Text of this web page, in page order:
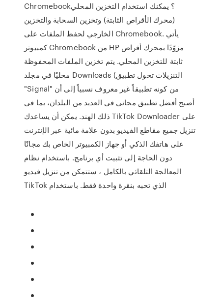
Chromebook؟ يمكنك استخدام التخزين المحلي
(محرك الأقراص الثابتة) وتخزين السحابة والتخزين
الخارجي لحفظ الملفات على Chromebook. يأتي
كمبيوتر Chromebook من HP مزوّدًا بمحرك أقراص
ثابتة للتخزين المحلي. يتم تخزين الملفات المحفوظة
محليًا في مجلد Downloads (التنزيلات تحول تطبيق
"Signal" من كونه تطبيقاً غير معروف نسبياً إلى أن
أصبح أفضل تطبيق مجاني في العديد من البلدان، بما في
ذلك الهند. يمكن أن يساعدك TikTok Downloader على
تنزيل جميع مقاطع الفيديو بدون علامة مائية عبر الإنترنت
على هاتفك الذكي أو جهاز الكمبيوتر الخاص بك مجانًا
دون الحاجة إلى تثبيت أي برنامج. باستخدام نظام
المعالجة التلقائي بالكامل ، ستتمكن من تنزيل فيديو
TikTok الذي تحبه بنقرة واحدة فقط. باستخدام